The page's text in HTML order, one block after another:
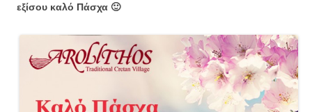
εξίσου καλό Πάσχα 🙂